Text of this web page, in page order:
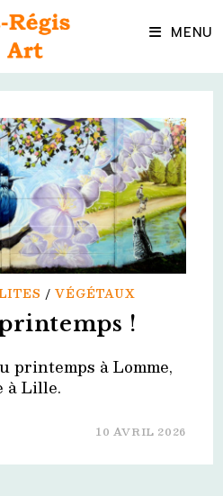
MENU
/VÉGÉTAUX
printemps !
printemps à Lomme,
à Lille.
10 AVRIL 2026